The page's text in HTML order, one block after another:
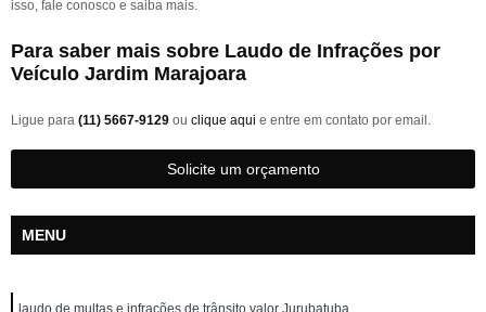
isso, fale conosco e saiba mais.
Para saber mais sobre Laudo de Infrações por
Veículo Jardim Marajoara
Ligue para (11) 5667-9129 ou clique aqui e entre em contato por email.
Solicite um orçamento
MENU
laudo de multas e infrações de trânsito valor Jurubatuba